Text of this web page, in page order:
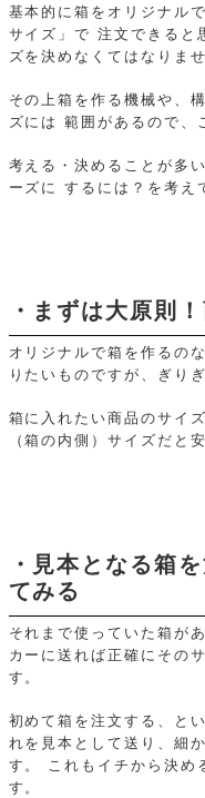
基本的に箱をオリジナル
サイズ」で 注文できると
ズを決めなくてはなりませ
その上箱を作る機械や、
ズには
範囲があるので、
考える・決めることが多
ーズに
するには？を考え
・まずは大原則
オリジナルで箱を作るの
りたいものですが、ぎり
箱に入れたい商品のサイ
（箱の内側）サイズだと
・見本となる箱
てみる
それまで使っていた箱が
カーに送れば正確にその
す。
初めて箱を注文する、と
れを見本として送り、細
す。
これもイチから決め
す。